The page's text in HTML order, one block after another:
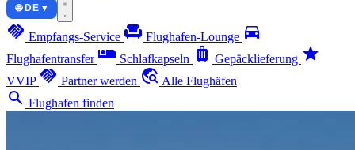
🌐 DE ▾
handshake Empfangs-Service chair Flughafen-Lounge directions_car
Flughafentransfer airline_seat_individual_suite Schlafkapseln luggage Gepäcklieferung star
VVIP handshake Partner werden travel_explore Alle Flughäfen
search Flughafen finden